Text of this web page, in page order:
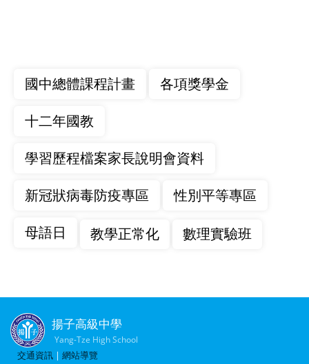
國中總體課程計畫 各項獎學金
十二年國教
學習歷程檔案家長說明會資料
新冠狀病毒防疫專區 性別平等專區
母語日 教學正常化 數理實驗班
揚子高級中學
Yang-Tze High School
交通資訊 | 網站導覽